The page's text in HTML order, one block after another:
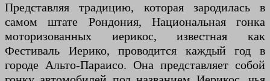
Представляя традицию, которая зародилась в
самом штате Рондония, Национальная гонка
моторизованных иерикос, известная как
Фестиваль Иерико, проводится каждый год в
городе Альто-Параисо. Она представляет собой